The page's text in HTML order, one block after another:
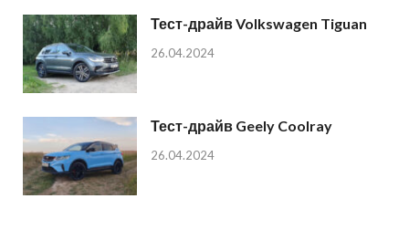
Тест-драйв Volkswagen Tiguan
26.04.2024
Тест-драйв Geely Coolray
26.04.2024